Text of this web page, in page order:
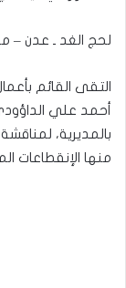
لحج الغد ـ عدن –
التقى القائم
أحمد علي
بالمديرية،
منها الإنقطاعات